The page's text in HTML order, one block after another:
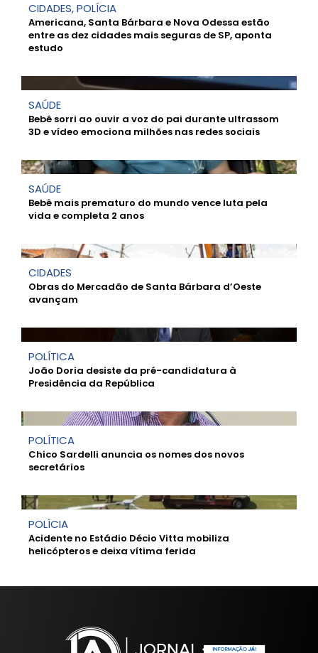
CIDADES,POLÍCIA
Americana, Santa Bárbara e Nova Odessa estão
entre as dez cidades mais seguras de SP, aponta
estudo
SAÚDE
Bebê sorri ao ouvir a voz do pai durante ultrassom
3D e vídeo emociona milhões nas redes sociais
SAÚDE
Bebê mais prematuro do mundo vence luta pela
vida e completa 2 anos
CIDADES
Obras do Mercadão de Santa Bárbara d’Oeste
avançam
POLÍTICA
João Doria desiste da pré-candidatura à
Presidência da República
POLÍTICA
Chico Sardelli anuncia os nomes dos novos
secretários
POLÍCIA
Acidente no Estádio Décio Vitta mobiliza
helicópteros e deixa vítima ferida